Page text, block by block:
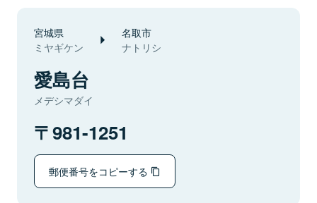
宮城県
ミヤギケン
名取市
ナトリシ
愛島台
メデシマダイ
981-1251
郵便番号をコピーする